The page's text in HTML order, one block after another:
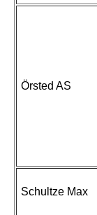
Örsted AS
Schultze Max